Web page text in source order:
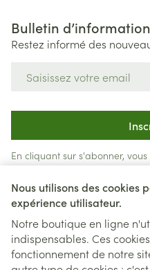
Nous utilisons des cookies
expérience utilisateur.
Notre boutique en ligne
indispensables. Ces
fonctionnement de notre
Bulletin d’information
Restez informé des
En cliquant sur s'abonner,
et acceptez notrepolitique de